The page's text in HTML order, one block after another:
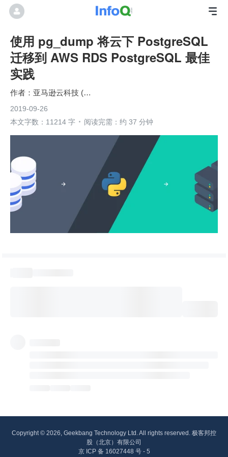
使用 pg_dump 将云下 PostgreSQL
迁移到 AWS RDS PostgreSQL 最佳
实践
亚马逊云科技 (Amazon Web Services）
2019-09-26
本文字数：11214 字
阅读完需：约 37 分钟
Copyright © 2026, Geekbang Technology Ltd. All rights reserved. 极客邦控
股（北京）有限公司
京 ICP 备 16027448 号 - 5